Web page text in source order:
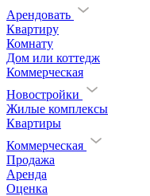
Арендовать
Квартиру
Комнату
Дом или коттедж
Коммерческая
Новостройки
Жилые комплексы
Квартиры
Коммерческая
Продажа
Аренда
Оценка